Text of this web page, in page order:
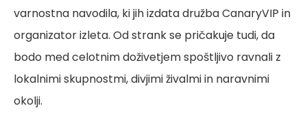
varnostna navodila, ki jih izdata družba CanaryVIP in
organizator izleta. Od strank se pričakuje tudi, da
bodo med celotnim doživetjem spoštljivo ravnali z
lokalnimi skupnostmi, divjimi živalmi in naravnimi
okolji.